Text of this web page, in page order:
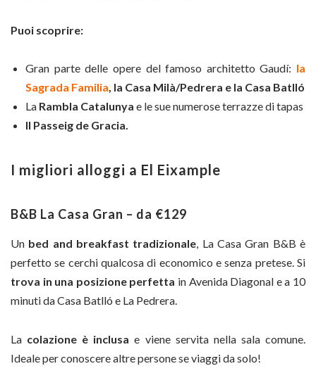
Puoi scoprire:
Gran parte delle opere del famoso architetto Gaudí: la
Sagrada Familia, la Casa Milà/Pedrera e la Casa Batlló
La Rambla Catalunya e le sue numerose terrazze di tapas
Il Passeig de Gracia.
I migliori alloggi a El Eixample
B&B La Casa Gran – da €129
Un bed and breakfast tradizionale, La Casa Gran B&B è
perfetto se cerchi qualcosa di economico e senza pretese. Si
trova in una posizione perfetta in Avenida Diagonal e a 10
minuti da Casa Batlló e La Pedrera.
La colazione è inclusa e viene servita nella sala comune.
Ideale per conoscere altre persone se viaggi da solo!